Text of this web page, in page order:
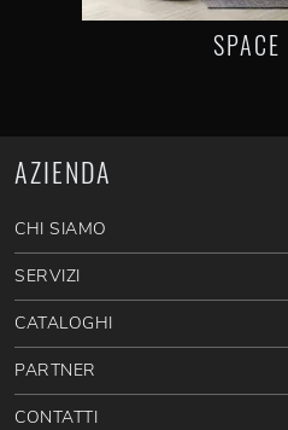
AZIENDA
CHI SIAMO
SERVIZI
CATALOGHI
PARTNER
CONTATTI